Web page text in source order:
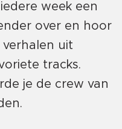
week een
over en hoor
verhalen uit
tracks.
je de crew van